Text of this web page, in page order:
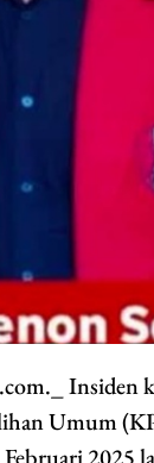
Insiden
Umum